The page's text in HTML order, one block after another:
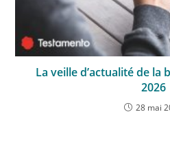
La veille d’actualité de la
2026
28 mai